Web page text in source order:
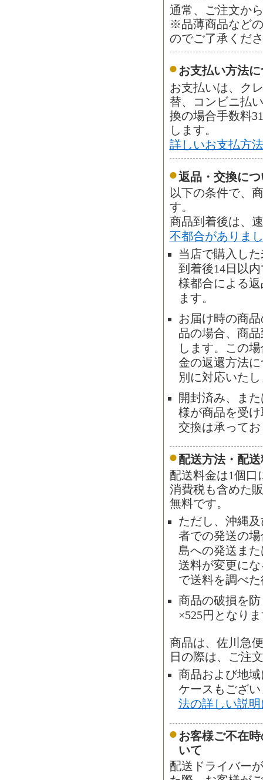
通常、ご注文か
※品薄商品など
のでご了承くだ
お支払い方法
お支払いは、ク
替、コンビニ払
換の場合手数料
します。
詳しいお支払方
返品・交換につ
以下の条件で、
す。
商品到着後は、
不都合がありま
当店で購入し
到着後14日以
様都合による
ます。
お届け時の商
品の場合、商
します。この
金の返還方法
別に対応いた
開封済み、ま
様が商品を受
交換は承って
配送方法・配
配送料金は1個口
消費税も含めた
無料です。
ただし、沖縄
者での発送の
島への発送ま
送料が変更に
で送料を調べ
商品の破損を
×525円となり
商品は、佐川急
日の際は、ご注
商品および地
ケースもござ
法の詳しい説
お客様ご不在
いて
配送ドライバー